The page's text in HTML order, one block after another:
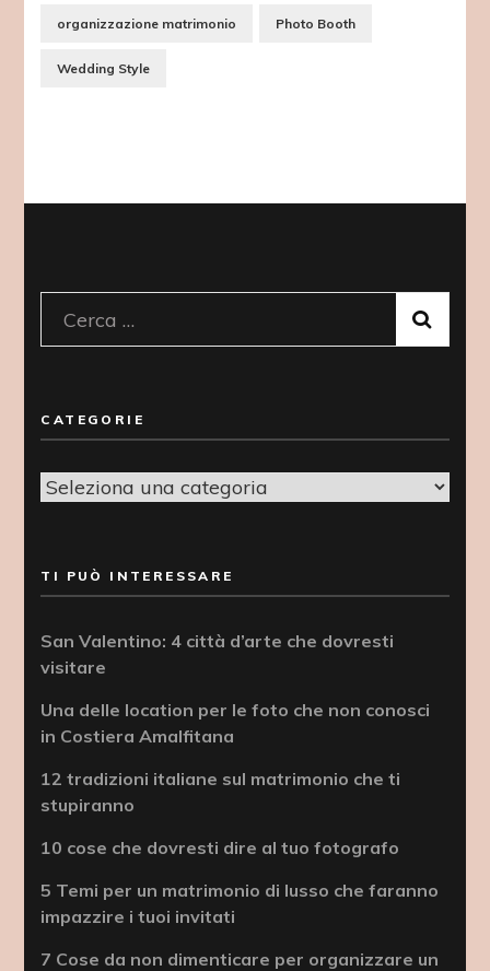
organizzazione matrimonio Photo Booth
Wedding Style
Ricerca
per:
CATEGORIE
Categorie
TI PUÒ INTERESSARE
San Valentino: 4 città d’arte che dovresti
visitare
Una delle location per le foto che non conosci
in Costiera Amalfitana
12 tradizioni italiane sul matrimonio che ti
stupiranno
10 cose che dovresti dire al tuo fotografo
5 Temi per un matrimonio di lusso che faranno
impazzire i tuoi invitati
7 Cose da non dimenticare per organizzare un